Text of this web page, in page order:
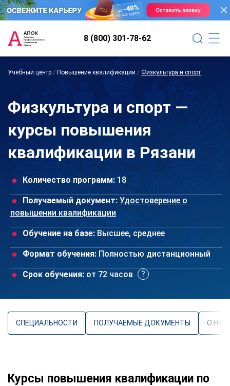
8 (800) 301-78-62
Учебный центр / Повышение квалификации / Физкультура и спорт
Физкультура и спорт —
курсы повышения
квалификации в Рязани
Количество программ: 18
Получаемый документ: Удостоверение о
повышении квалификации
Обучение на базе: Высшее, среднее
Формат обучения: Полностью дистанционный
Срок обучения: от 72 часов
СПЕЦИАЛЬНОСТИ ПОЛУЧАЕМЫЕ ДОКУМЕНТЫ О
Курсы повышения квалификации по